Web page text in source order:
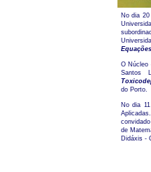
No dia
O Núcleo
Santos 
do Porto.
No dia
de
Didáxis -